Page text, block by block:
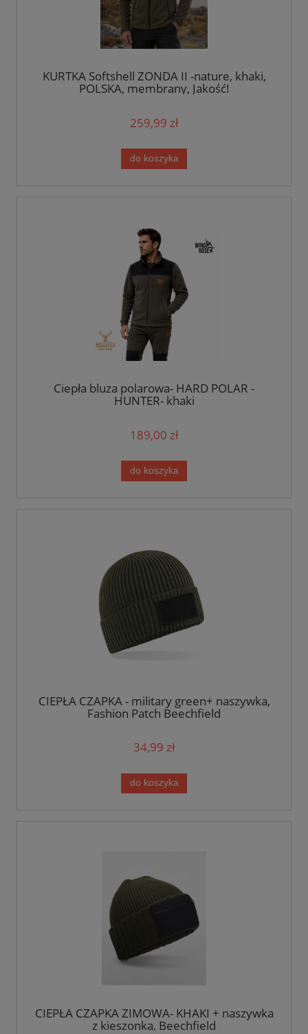
KURTKA Softshell ZONDA II -nature, khaki,
POLSKA, membrany, Jakość!
259,99 zł
do koszyka
Ciepła bluza polarowa- HARD POLAR -
HUNTER- khaki
189,00 zł
do koszyka
CIEPŁA CZAPKA - military green+ naszywka,
Fashion Patch Beechfield
34,99 zł
do koszyka
CIEPŁA CZAPKA ZIMOWA- KHAKI + naszywka
z kieszonką, Beechfield